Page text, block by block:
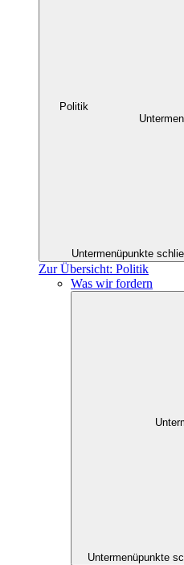
Politik
Untermenüpunkte
Zur Übersicht: Politik
Was wir fordern
Untermenüpunkte